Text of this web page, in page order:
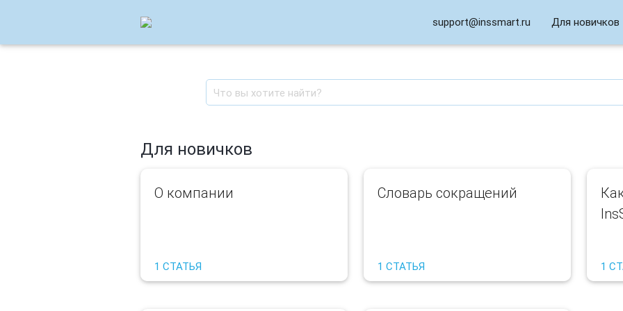
support@inssmart.ru Для новичков
Для новичков
О компании
1 СТАТЬЯ
Словарь сокращений
1 СТАТЬЯ 1